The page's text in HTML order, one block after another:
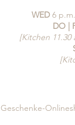
WED 6
DO |
[Kitchen
Geschenke-